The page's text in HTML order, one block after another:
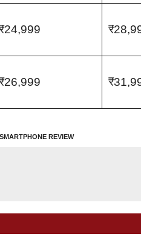
SMARTPHONE REVIEW